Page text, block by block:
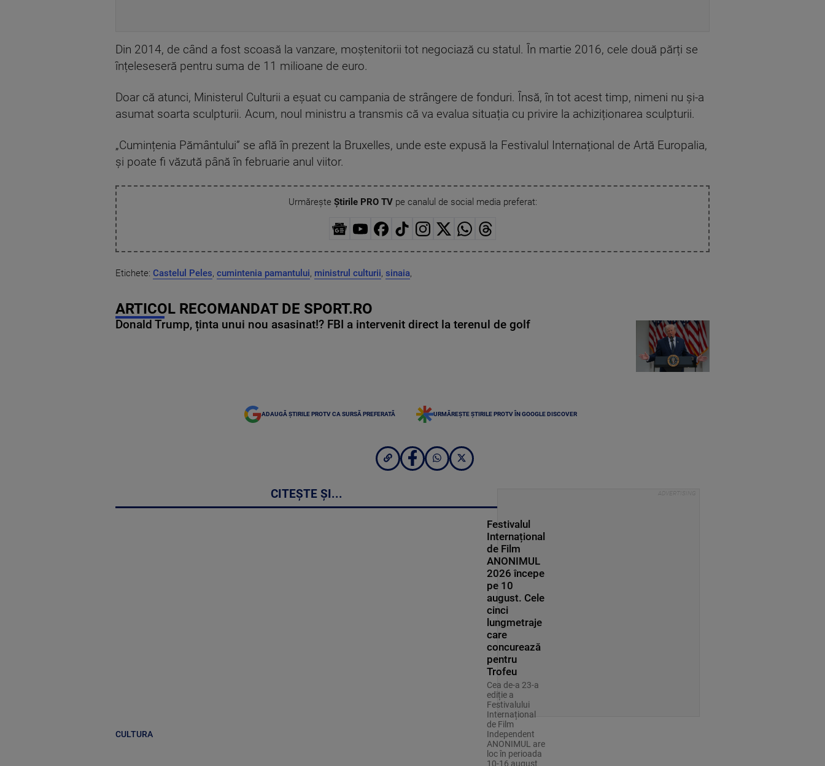
Din 2014, de când a fost scoasă la vanzare, moștenitorii tot negociază cu statul. În martie 2016, cele două părți se
înțeleseseră pentru suma de 11 milioane de euro.
Doar că atunci, Ministerul Culturii a eșuat cu campania de strângere de fonduri. Însă, în tot acest timp, nimeni nu și-a
asumat soarta sculpturii. Acum, noul ministru a transmis că va evalua situația cu privire la achiziționarea sculpturii.
„Cumințenia Pământului” se află în prezent la Bruxelles, unde este expusă la Festivalul Internațional de Artă Europalia,
și poate fi văzută până în februarie anul viitor.
Urmărește Știrile PRO TVpe canalul de social media preferat:
Etichete: Castelul Peles, cumintenia pamantului, ministrul culturii, sinaia,
ARTICOL RECOMANDAT DE SPORT.RO
Donald Trump, ținta unui nou asasinat!? FBI a intervenit direct la terenul de golf
ADAUGĂ ȘTIRILE PROTV CA SURSĂ PREFERATĂ URMĂREȘTE ȘTIRILE PROTV ÎN GOOGLE DISCOVER
CITEȘTE ȘI...
CULTURA
Festivalul
Internațional
de Film
ANONIMUL
2026 începe
pe 10
august. Cele
cinci
lungmetraje
care
concurează
pentru
Trofeu
Cea de-a 23-a
ediție a
Festivalului
Internațional
de Film
Independent
ANONIMUL are
loc în perioada
10-16 august